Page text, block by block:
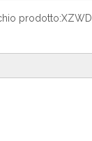
prodotto:XZWD